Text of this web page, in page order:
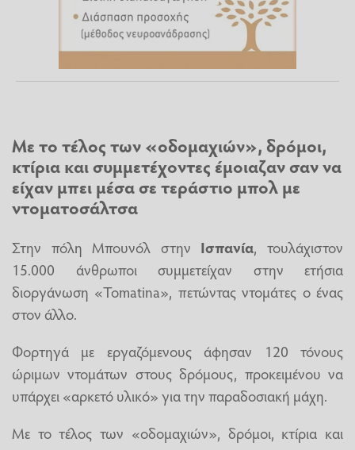
Με το τέλος των «οδομαχιών», δρόμοι,
κτίρια και συμμετέχοντες έμοιαζαν σαν να
είχαν μπει μέσα σε τεράστιο μπολ με
ντοματοσάλτσα
Στην πόλη Μπουνόλ στην Ισπανία, τουλάχιστον
15.000 άνθρωποι συμμετείχαν στην ετήσια
διοργάνωση «Tomatina», πετώντας ντομάτες ο ένας
στον άλλο.
Φορτηγά με εργαζόμενους άφησαν 120 τόνους
ώριμων ντομάτων στους δρόμους, προκειμένου να
υπάρχει «αρκετό υλικό» για την παραδοσιακή μάχη.
Με το τέλος των «οδομαχιών», δρόμοι, κτίρια και